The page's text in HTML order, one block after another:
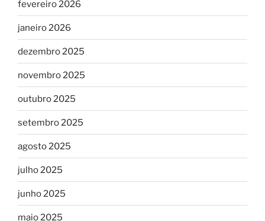
fevereiro 2026
janeiro 2026
dezembro 2025
novembro 2025
outubro 2025
setembro 2025
agosto 2025
julho 2025
junho 2025
maio 2025